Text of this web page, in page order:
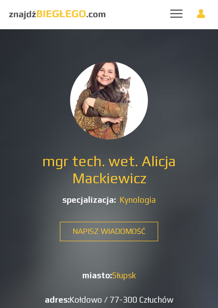
mgr tech. wet. Alicja
Mackiewicz
specjalizacja: Kynologia
NAPISZ WIADOMOŚĆ
miasto:Słupsk
adres:Kołdowo / 77-300 Człuchów